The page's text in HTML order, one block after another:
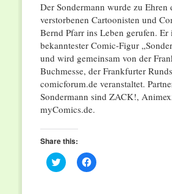
Der Sondermann wurde zu Ehren
verstorbenen Cartoonisten und
Bernd Pfarr ins Leben gerufen. Er
bekanntester Comic-Figur
und wird gemeinsam von der
Buchmesse, der Frankfurter
comicforum.de veranstaltet.
Sondermann sind ZACK!,
myComics.de.
Share this:
Click
to
Click
to